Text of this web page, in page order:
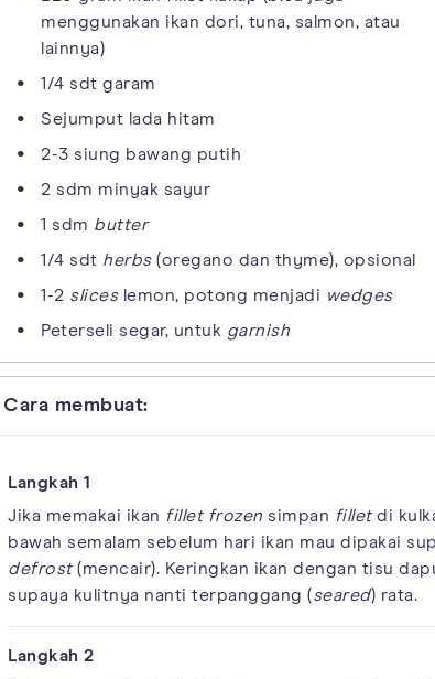
menggunakan ikan dori, tuna, salmon, atau
lainnya)
1/4 sdt garam
Sejumput lada hitam
2-3 siung bawang putih
2 sdm minyak sayur
1 sdm butter
1/4 sdt herbs(oregano dan thyme), opsional
1-2 sliceslemon, potong menjadi wedges
Peterseli segar, untuk garnish
Cara membuat:
Jika memakai ikan fillet frozen simpan filletdi
bawah semalam sebelum hari ikan mau dipakai
defrost(mencair). Keringkan ikan dengan tisu
supaya kulitnya nanti terpanggang (seared) rata.